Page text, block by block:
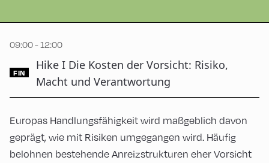
09:00 - 12:00
FIN
Hike I Die Kosten der Vorsicht: Risiko,
Macht und Verantwortung
Europas Handlungsfähigkeit wird maßgeblich davon
geprägt, wie mit Risiken umgegangen wird. Häufig
belohnen bestehende Anreizstrukturen eher Vorsicht